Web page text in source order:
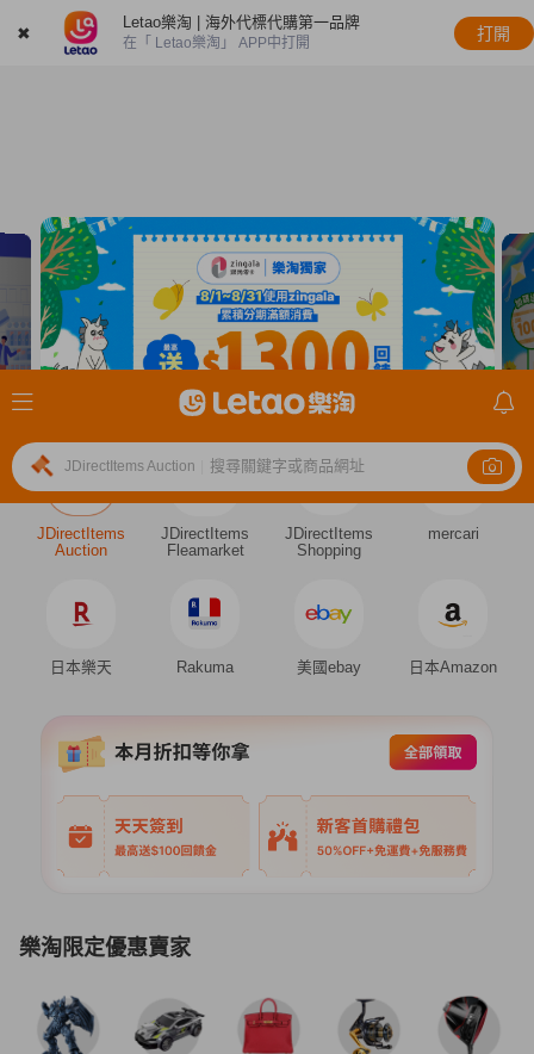
✖
Letao樂淘 | 海外代標代購第一品牌
在「 Letao樂淘」 APP中打開
打開
JDirectItems Auction 搜尋關鍵字或商品網址
JDirectItems
Auction
JDirectItems
Fleamarket
JDirectItems
Shopping
mercari
日本樂天 Rakuma 美國ebay 日本Amazon
樂淘限定優惠賣家